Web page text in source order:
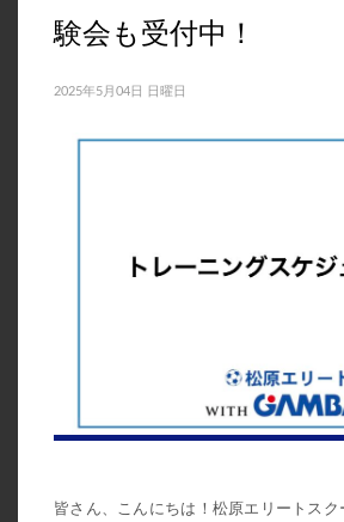
験会も受付中！
2025年5月04日 日曜日
皆さん、こんにちは！松原エリートス